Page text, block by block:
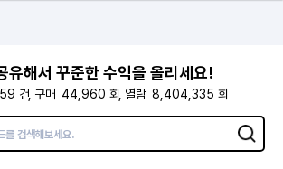
유해서 꾸준한 수익을 올리세요!
건 구매 44,960 회 열람 8,404,335 회